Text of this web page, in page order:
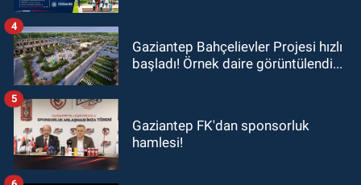
Gaziantep Bahçelievler Projesi hızlı
başladı! Örnek daire görüntülendi...
4
Gaziantep FK'dan sponsorluk
hamlesi!
5